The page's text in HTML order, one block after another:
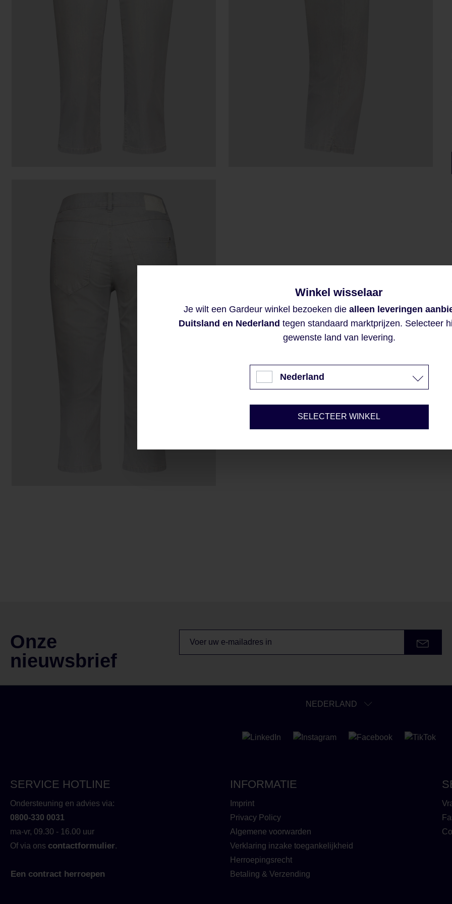
Onze
nieuwsbrief
NEDERLAND
SERVICE HOTLINE
Ondersteuning en advies via:
0800-330 0031
ma-vr, 09.30 - 16.00 uur
Of via ons contactformulier.
Een contract herroepen
INFORMATIE
Imprint
Privacy Policy
Algemene voorwarden
Verklaring inzake toegankelijkheid
Herroepingsrecht
Betaling & Verzending
Winkel wisselaar
Je wilt een Gardeur winkel bezoeken die alleen leveringen
Duitsland en Nederland tegen standaard marktprijzen. Selecteer
gewenste land van levering.
Nederland
SELECTEER WINKEL
cookies om de best mogelijke
ervaring te waarborgen.
Configureren